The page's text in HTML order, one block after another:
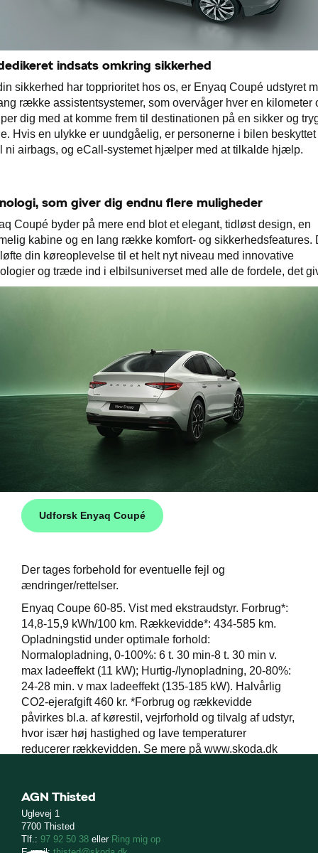
indsats omkring sikkerhed
sikkerhed har topprioritet hos os, er Enyaq Coupé udstyret
række assistentsystemer, som overvåger hver en kilometer
dig med at komme frem til destinationen på en sikker og
Hvis en ulykke er uundgåelig, er personerne i bilen beskyttet
ni airbags, og eCall-systemet hjælper med at tilkalde hjælp.
som giver dig endnu flere muligheder
Coupé byder på mere end blot et elegant, tidløst design, en
kabine og en lang række komfort- og sikkerhedsfeatures.
din køreoplevelse til et helt nyt niveau med innovative
og træde ind i elbilsuniverset med alle de fordele, det
Udforsk Enyaq Coupé
Der tages forbehold for eventuelle fejl og
ændringer/rettelser.
Enyaq Coupe 60-85. Vist med ekstraudstyr. Forbrug*:
14,8-15,9 kWh/100 km. Rækkevidde*: 434-585 km.
Opladningstid under optimale forhold:
Normalopladning, 0-100%: 6 t. 30 min-8 t. 30 min v.
max ladeeffekt (11 kW); Hurtig-/lynopladning, 20-80%:
24-28 min. v max ladeeffekt (135-185 kW). Halvårlig
CO2-ejerafgift 460 kr. *Forbrug og rækkevidde
påvirkes bl.a. af kørestil, vejrforhold og tilvalg af udstyr,
hvor især høj hastighed og lave temperaturer
reducerer rækkevidden. Se mere på www.skoda.dk
AGN Thisted
Uglevej 1
7700 Thisted
Tlf.: 97 92 50 38 eller Ring mig op